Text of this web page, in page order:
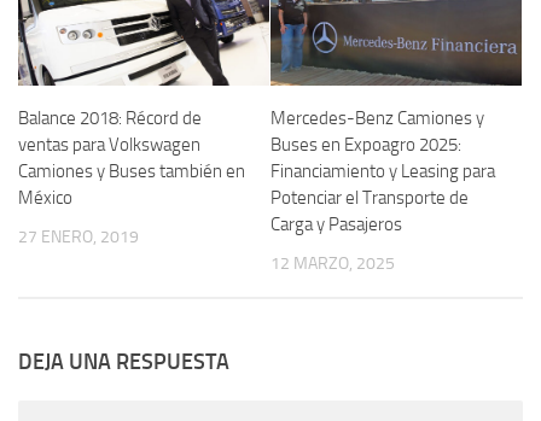
Balance 2018: Récord de
ventas para Volkswagen
Camiones y Buses también en
México
27 ENERO, 2019
Mercedes-Benz Camiones y
Buses en Expoagro 2025:
Financiamiento y Leasing para
Potenciar el Transporte de
Carga y Pasajeros
12 MARZO, 2025
DEJA UNA RESPUESTA